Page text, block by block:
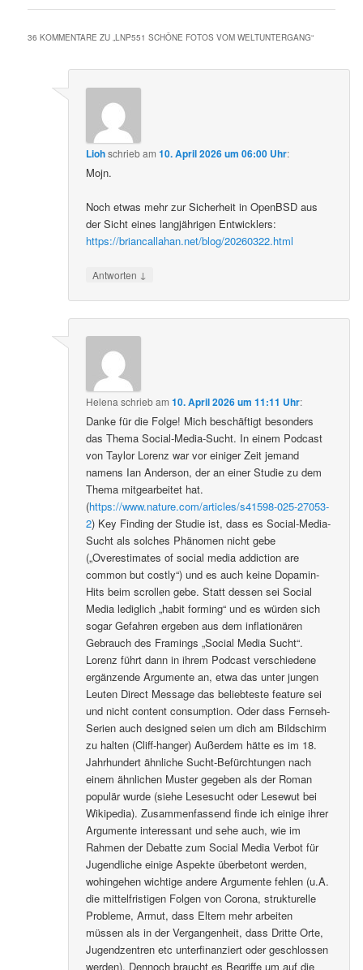
36 KOMMENTARE ZU „LNP551 SCHÖNE FOTOS VOM WELTUNTERGANG“
Liohschriebam10. April 2026 um 06:00 Uhr:
Mojn.
Noch etwas mehr zur Sicherheit in OpenBSD aus
der Sicht eines langjährigen Entwicklers:
https://briancallahan.net/blog/20260322.html
Antworten ↓
Helena schriebam10. April 2026 um 11:11 Uhr:
Danke für die Folge! Mich beschäftigt besonders
das Thema Social-Media-Sucht. In einem Podcast
von Taylor Lorenz war vor einiger Zeit jemand
namens Ian Anderson, der an einer Studie zu dem
Thema mitgearbeitet hat.
(https://www.nature.com/articles/s41598-025-27053-
2) Key Finding der Studie ist, dass es Social-Media-
Sucht als solches Phänomen nicht gebe
(„Overestimates of social media addiction are
common but costly“) und es auch keine Dopamin-
Hits beim scrollen gebe. Statt dessen sei Social
Media lediglich „habit forming“ und es würden sich
sogar Gefahren ergeben aus dem inflationären
Gebrauch des Framings „Social Media Sucht“.
Lorenz führt dann in ihrem Podcast verschiedene
ergänzende Argumente an, etwa das unter jungen
Leuten Direct Message das beliebteste feature sei
und nicht content consumption. Oder dass Fernseh-
Serien auch designed seien um dich am Bildschirm
zu halten (Cliff-hanger) Außerdem hätte es im 18.
Jahrhundert ähnliche Sucht-Befürchtungen nach
einem ähnlichen Muster gegeben als der Roman
populär wurde (siehe Lesesucht oder Lesewut bei
Wikipedia). Zusammenfassend finde ich einige ihrer
Argumente interessant und sehe auch, wie im
Rahmen der Debatte zum Social Media Verbot für
Jugendliche einige Aspekte überbetont werden,
wohingehen wichtige andere Argumente fehlen (u.A.
die mittelfristigen Folgen von Corona, strukturelle
Probleme, Armut, dass Eltern mehr arbeiten
müssen als in der Vergangenheit, dass Dritte Orte,
Jugendzentren etc unterfinanziert oder geschlossen
werden). Dennoch braucht es Begriffe um auf die